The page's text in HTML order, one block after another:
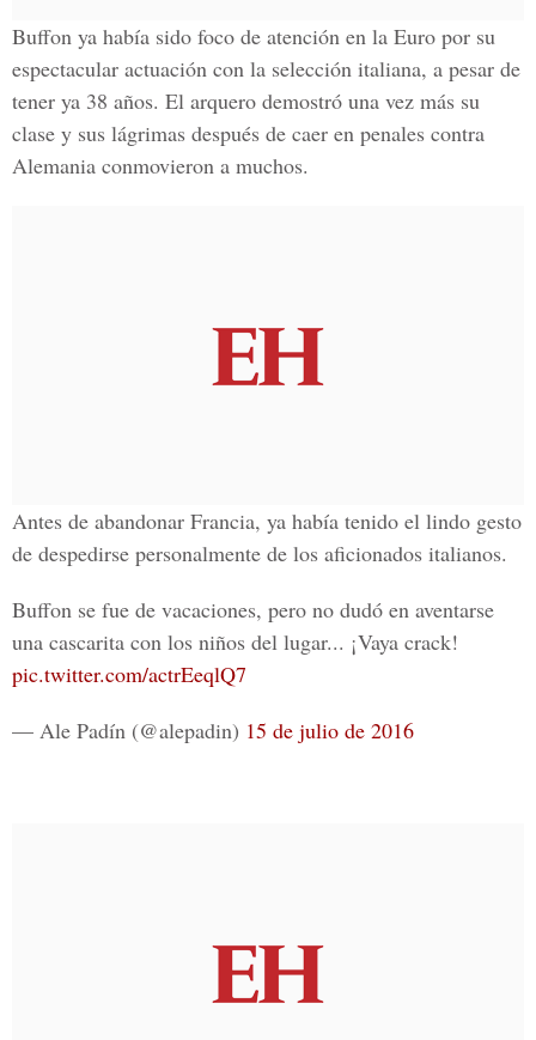
Buffon ya había sido foco de atención en la Euro por su
espectacular actuación con la selección italiana, a pesar de
tener ya 38 años. El arquero demostró una vez más su
clase y sus lágrimas después de caer en penales contra
Alemania conmovieron a muchos.
Antes de abandonar Francia, ya había tenido el lindo gesto
de despedirse personalmente de los aficionados italianos.
Buffon se fue de vacaciones, pero no dudó en aventarse
una cascarita con los niños del lugar... ¡Vaya crack!
pic.twitter.com/actrEeqlQ7
— Ale Padín (@alepadin) 15 de julio de 2016